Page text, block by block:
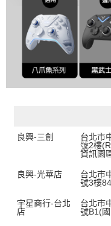
良興-三創
台北市
號2樓
資訊園
良興-光華店
台北市
號3樓
宇星商行-台北
店
台北市
號B1(